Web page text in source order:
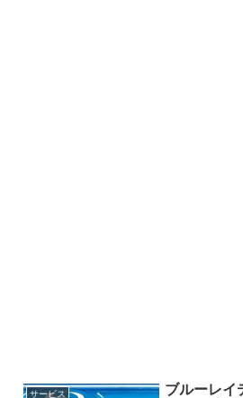
サービス
ブルーレイ